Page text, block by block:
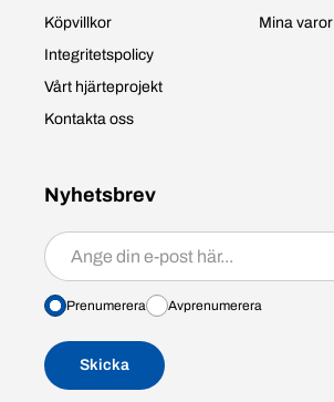
Köpvillkor
Integritetspolicy
Vårt hjärteprojekt
Kontakta oss
Mina varor
Nyhetsbrev
Prenumerera/avprenumerera
Prenumerera Avprenumerera
Skicka